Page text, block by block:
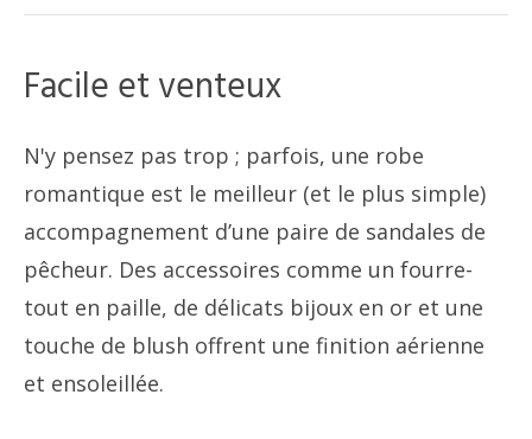
Facile et venteux
N'y pensez pas trop ; parfois, une robe
romantique est le meilleur (et le plus simple)
accompagnement d’une paire de sandales de
pêcheur. Des accessoires comme un fourre-
tout en paille, de délicats bijoux en or et une
touche de blush offrent une finition aérienne
et ensoleillée.